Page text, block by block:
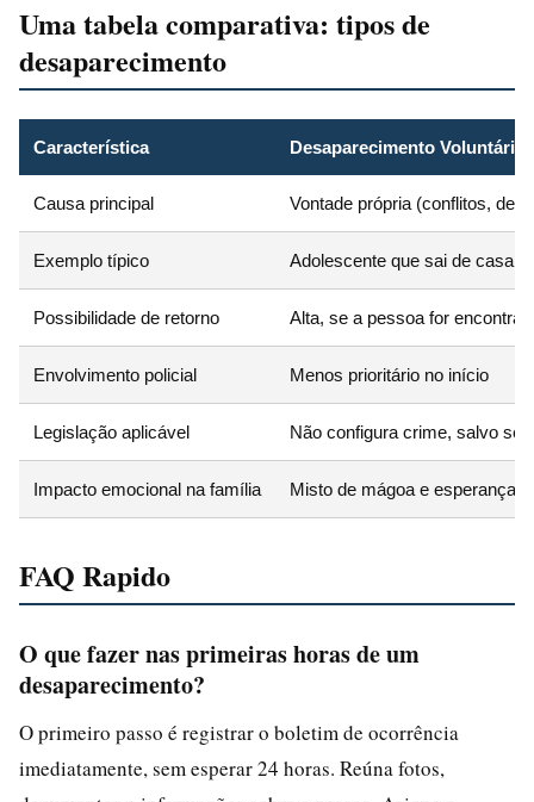
Uma tabela comparativa: tipos de
desaparecimento
Característica Desaparecimento Voluntário
Causa principal Vontade própria (conflitos,
Exemplo típico Adolescente que sai de casa
Possibilidade de retorno Alta, se a pessoa for
Envolvimento policial Menos prioritário no início
Legislação aplicável Não configura crime, salvo se
Impacto emocional na família Misto de mágoa e esperança
FAQ Rapido
O que fazer nas primeiras horas de um
desaparecimento?
O primeiro passo é registrar o boletim de ocorrência
imediatamente, sem esperar 24 horas. Reúna fotos,